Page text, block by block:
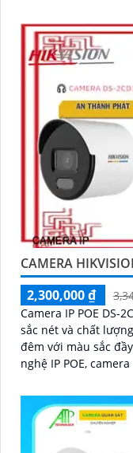
CAMERA
2,300,000 ₫
Camera IP POE DS-
sắc nét và chất
đêm với màu sắc đầy
nghệ IP POE,